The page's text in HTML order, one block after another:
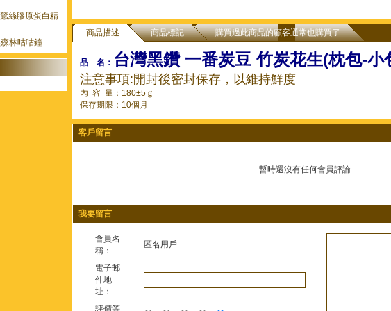
絲膠原蛋白精
林咕咕鐘
商品描述 商品標記 購買過此商品的顧客通常也購買了
品 名： 台灣黑鑽 一番炭豆 竹炭花生(枕包-小
注意事項:開封後密封保存，以維持鮮度
內 容 量：180±5ｇ
保存期限：10個月
客戶留言
暫時還沒有任何會員評論
我要留言
會員名
稱：
匿名用戶
電子郵
件地
址：
評價等